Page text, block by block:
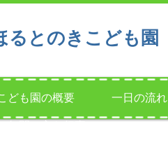
ども園の概要 一日の流れ